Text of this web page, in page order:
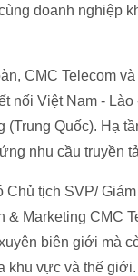
doanh nghiệp
CMC Telecom
nối Việt Nam -
Quốc). Hạ
nhu cầu truyền
tịch SVP/
Marketing CMC
biên giới mà
khu vực và thế